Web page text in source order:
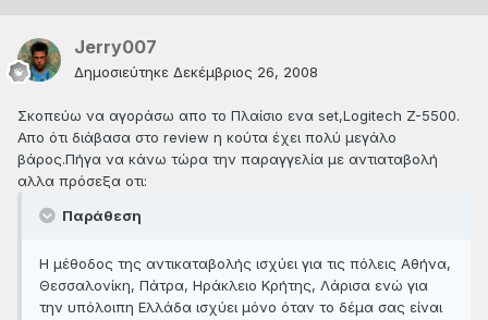
Jerry007
Δημοσιεύτηκε Δεκέμβριος 26, 2008
Σκοπεύω να αγοράσω απο το Πλαίσιο ενα set,Logitech Z-5500.
Απο ότι διάβασα στο review η κούτα έχει πολύ μεγάλο
βάρος.Πήγα να κάνω τώρα την παραγγελία με αντιαταβολή
αλλα πρόσεξα οτι:
Παράθεση
H μέθοδος της αντικαταβολής ισχύει για τις πόλεις Αθήνα,
Θεσσαλονίκη, Πάτρα, Ηράκλειο Κρήτης, Λάρισα ενώ για
την υπόλοιπη Ελλάδα ισχύει μόνο όταν το δέμα σας είναι